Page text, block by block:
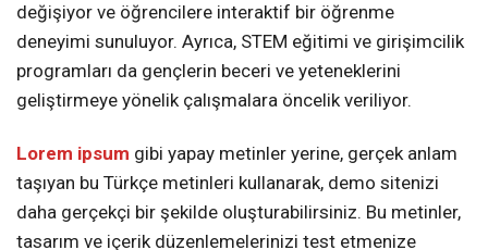
değişiyor ve öğrencilere interaktif bir öğrenme
deneyimi sunuluyor. Ayrıca, STEM eğitimi ve girişimcilik
programları da gençlerin beceri ve yeteneklerini
geliştirmeye yönelik çalışmalara öncelik veriliyor.
Lorem ipsum gibi yapay metinler yerine, gerçek anlam
taşıyan bu Türkçe metinleri kullanarak, demo sitenizi
daha gerçekçi bir şekilde oluşturabilirsiniz. Bu metinler,
tasarım ve içerik düzenlemelerinizi test etmenize